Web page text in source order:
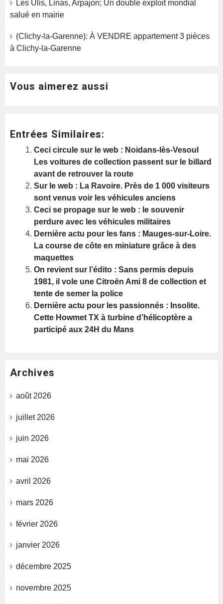
Les Ulis, Linas, Arpajon; Un double exploit mondial
salué en mairie
(Clichy-la-Garenne): À VENDRE appartement 3 pièces
à Clichy-la-Garenne
Vous aimerez aussi
Entrées Similaires:
Ceci circule sur le web : Noidans-lès-Vesoul
Les voitures de collection passent sur le billard
avant de retrouver la route
Sur le web : La Ravoire. Près de 1 000 visiteurs
sont venus voir les véhicules anciens
Ceci se propage sur le web : le souvenir
perdure avec les véhicules militaires
Dernière actu pour les fans : Mauges-sur-Loire.
La course de côte en miniature grâce à des
maquettes
On revient sur l’édito : Sans permis depuis
1981, il vole une Citroën Ami 8 de collection et
tente de semer la police
Dernière actu pour les passionnés : Insolite.
Cette Howmet TX à turbine d’hélicoptère a
participé aux 24H du Mans
Archives
août 2026
juillet 2026
juin 2026
mai 2026
avril 2026
mars 2026
février 2026
janvier 2026
décembre 2025
novembre 2025